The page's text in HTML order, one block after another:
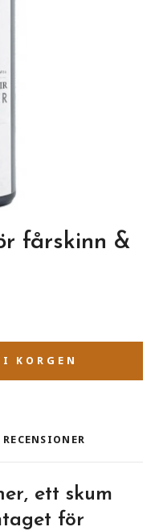
fårskinn &
KORGEN
RECENSIONER
ett skum
för